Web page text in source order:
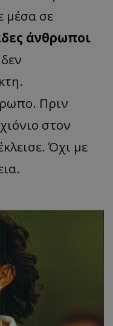
μέσα σε
άνθρωποι
Πριν
στον
Όχι με